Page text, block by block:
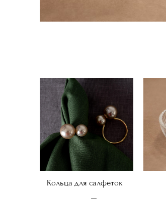
Кольца для салфеток